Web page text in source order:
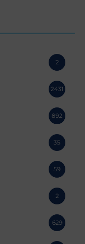
2
2431
892
35
59
2
629